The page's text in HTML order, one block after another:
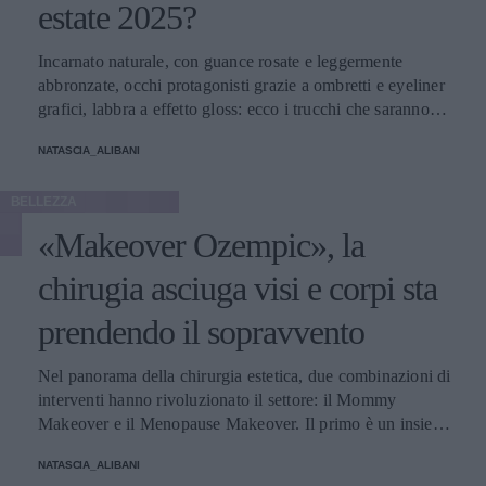
estate 2025?
Incarnato naturale, con guance rosate e leggermente
abbronzate, occhi protagonisti grazie a ombretti e eyeliner
grafici, labbra a effetto gloss: ecco i trucchi che saranno
NATASCIA_ALIBANI
«Makeover Ozempic», la
chirugia asciuga visi e corpi sta
prendendo il sopravvento
Nel panorama della chirurgia estetica, due combinazioni di
interventi hanno rivoluzionato il settore: il Mommy
Makeover e il Menopause Makeover. Il primo è un insieme
donne a recuperare la forma fisica e l'aspetto che avevano
NATASCIA_ALIBANI